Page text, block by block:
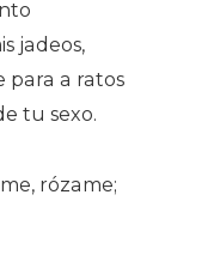
jadeos,
para a ratos
tu sexo.
rózame;